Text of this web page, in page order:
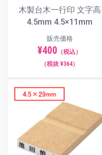
木製台木一行印 文字高
4.5mm 4.5×11mm
販売価格
¥400 （税込）
（税抜 ¥364）